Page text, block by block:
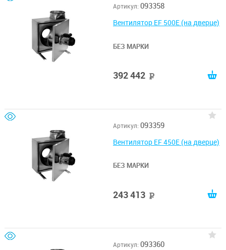
Артикул: 093358
Вентилятор EF 500E (на дверце)
БЕЗ МАРКИ
392 442
Артикул: 093359
Вентилятор EF 450E (на дверце)
БЕЗ МАРКИ
243 413
Артикул: 093360